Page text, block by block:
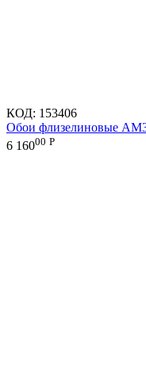
КОД: 153406
Обои флизелиновые
6 16000 Р